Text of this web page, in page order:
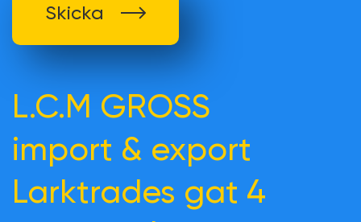
Skicka
L.C.M GROSS
import & export
Larktrades gat 4